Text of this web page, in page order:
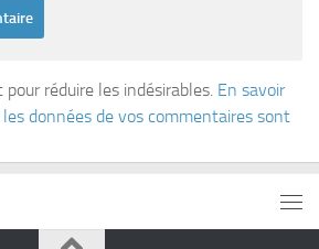
réduire les indésirables. En savoir
données de vos commentaires sont